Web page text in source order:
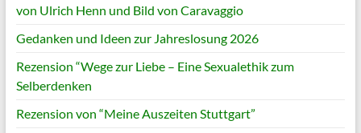
von Ulrich Henn und Bild von Caravaggio
Gedanken und Ideen zur Jahreslosung 2026
Rezension “Wege zur Liebe – Eine Sexualethik zum
Selberdenken
Rezension von “Meine Auszeiten Stuttgart”